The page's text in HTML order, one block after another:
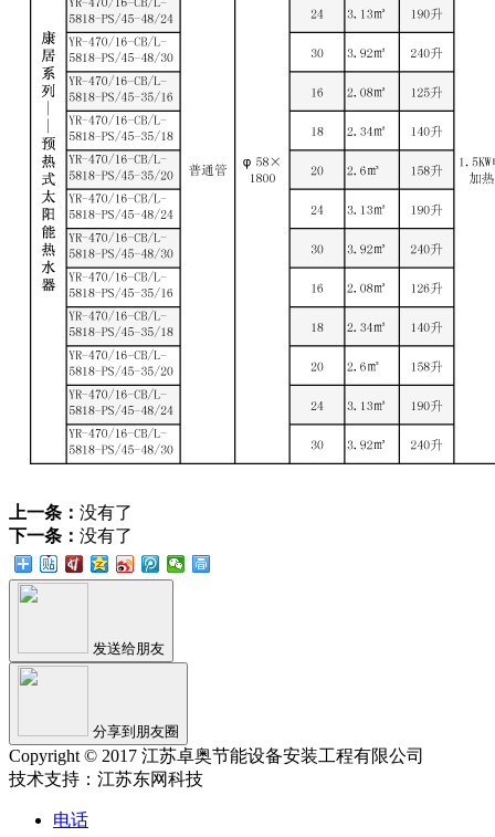
上一条： 没有了
下一条： 没有了
发送给朋友
分享到朋友圈
Copyright © 2017 江苏卓奥节能设备安装工程有限公司
技术支持：江苏东网科技
电话